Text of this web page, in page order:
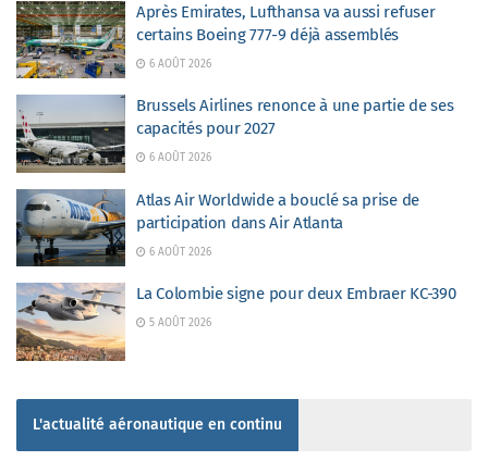
Après Emirates, Lufthansa va aussi refuser
certains Boeing 777-9 déjà assemblés
6 AOÛT 2026
Brussels Airlines renonce à une partie de ses
capacités pour 2027
6 AOÛT 2026
Atlas Air Worldwide a bouclé sa prise de
participation dans Air Atlanta
6 AOÛT 2026
La Colombie signe pour deux Embraer KC-390
5 AOÛT 2026
L'actualité aéronautique en continu